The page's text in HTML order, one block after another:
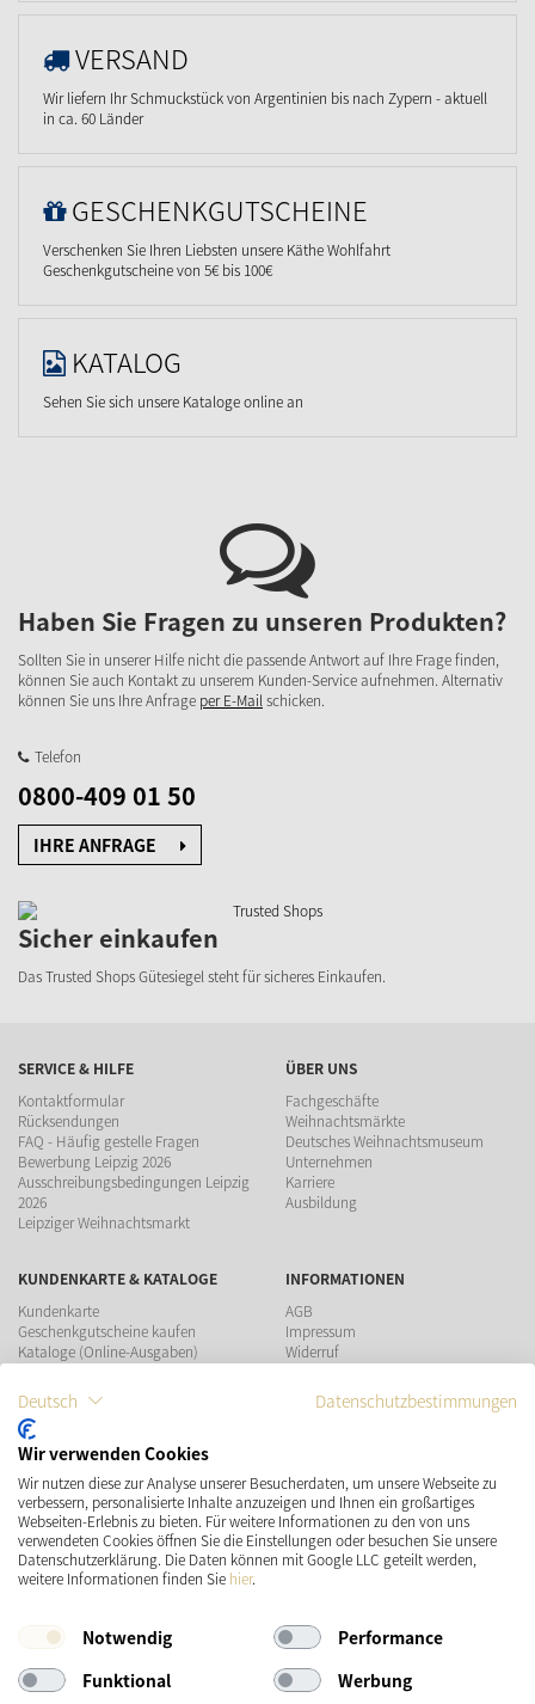
VERSAND
Wir liefern Ihr Schmuckstück von Argentinien bis nach Zypern - aktuell
in ca. 60 Länder
GESCHENKGUTSCHEINE
Verschenken Sie Ihren Liebsten unsere Käthe Wohlfahrt
Geschenkgutscheine von 5€ bis 100€
KATALOG
Sehen Sie sich unsere Kataloge online an
Haben Sie Fragen zu unseren Produkten?
Sollten Sie in unserer Hilfe nicht die passende Antwort auf Ihre Frage finden,
können Sie auch Kontakt zu unserem Kunden-Service aufnehmen. Alternativ
können Sie uns Ihre Anfrage per E-Mailschicken.
Telefon
0800-409 01 50
IHRE ANFRAGE
Sicher einkaufen
Das Trusted Shops Gütesiegel steht für sicheres Einkaufen.
SERVICE & HILFE
Kontaktformular
Rücksendungen
FAQ - Häufig gestelle Fragen
Bewerbung Leipzig 2026
Ausschreibungsbedingungen Leipzig
2026
Leipziger Weihnachtsmarkt
ÜBER UNS
Fachgeschäfte
Weihnachtsmärkte
Deutsches Weihnachtsmuseum
Unternehmen
Karriere
Ausbildung
KUNDENKARTE & KATALOGE
Kundenkarte
Geschenkgutscheine kaufen
Kataloge (Online-Ausgaben)
INFORMATIONEN
AGB
Impressum
Widerruf
Teilnahmebedingungen Gewinnspiel
ZAHLUNGSMÖGLICHKEITEN
VERSAND SOCIAL MEDIA
Deutsch Datenschutzbestimmungen
Wir verwenden Cookies
Wir nutzen diese zur Analyse unserer Besucherdaten, um unsere Webseite zu
verbessern, personalisierte Inhalte anzuzeigen und Ihnen ein großartiges
Webseiten-Erlebnis zu bieten. Für weitere Informationen zu den von uns
verwendeten Cookies öffnen Sie die Einstellungen oder besuchen Sie unsere
Datenschutzerklärung. Die Daten können mit Google LLC geteilt werden,
weitere Informationen finden Sie hier.
Notwendig
Performance
Funktional
Werbung